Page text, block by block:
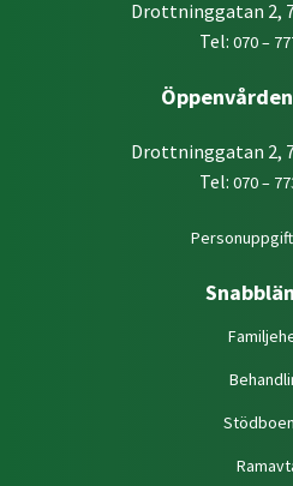
Drottninggatan 2,
Tel: 070 –
Drottninggatan 2,
Tel: 070 –